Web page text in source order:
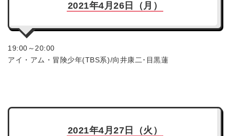
2021年4月26日（月）
19:00～20:00
アイ・アム・冒険少年(TBS系)/向井康二･目黒蓮
2021年4月27日（火）